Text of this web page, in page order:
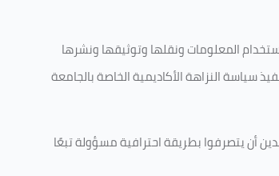
المعلومات ونقلها وتوثيقها ونشرها
سياسة النزاهة الأكاديمية الخاصة بالجامعة
أن يتصرفوا بطريقة احترافية مسؤولة تبعًا